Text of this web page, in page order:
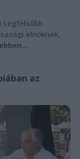
Legfelsőbb
elnöknek,
az